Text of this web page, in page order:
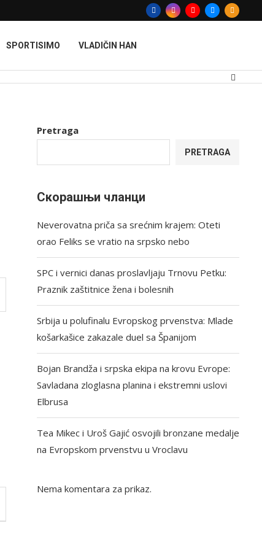
SPORTISIMO VLADIČIN HAN
Pretraga
PRETRAGA
Скорашњи чланци
Neverovatna priča sa srećnim krajem: Oteti
orao Feliks se vratio na srpsko nebo
SPC i vernici danas proslavljaju Trnovu Petku:
Praznik zaštitnice žena i bolesnih
Srbija u polufinalu Evropskog prvenstva: Mlade
košarkašice zakazale duel sa Španijom
Bojan Brandža i srpska ekipa na krovu Evrope:
Savladana zloglasna planina i ekstremni uslovi
Elbrusa
Tea Mikec i Uroš Gajić osvojili bronzane medalje
na Evropskom prvenstvu u Vroclavu
Nema komentara za prikaz.